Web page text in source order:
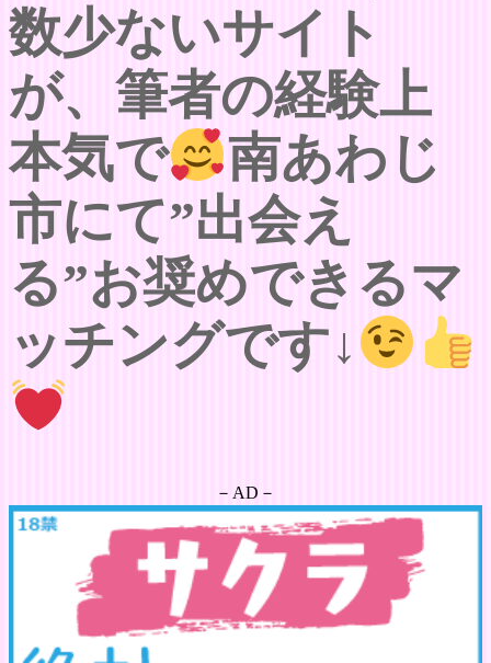
数少ないサイト
が、筆者の経験上
本気で
南あわじ
市にて”出会え
る”お奨めできるマ
ッチングです↓
－AD－